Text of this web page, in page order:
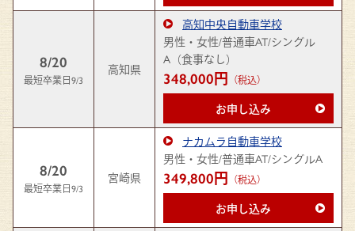
8/20
最短卒業日9/3
高知県
高知中央自動車学校
男性・女性/普通車AT/シングル
A（食事なし）
348,000円 （税込）
お申し込み
8/20
最短卒業日9/3
宮崎県
ナカムラ自動車学校
男性・女性/普通車AT/シングルA
349,800円 （税込）
お申し込み